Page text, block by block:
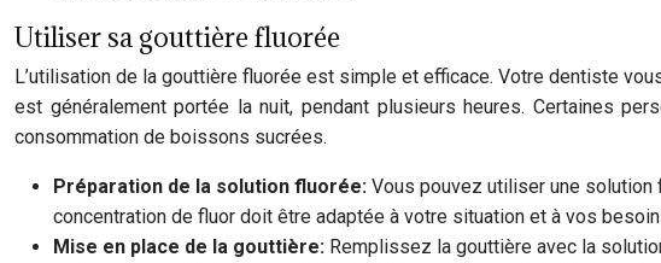
Utiliser sa gouttière fluorée
L’utilisation de la gouttière fluorée est simple et efficace. Votre dentiste
est généralement portée la nuit, pendant plusieurs heures. Certaines
consommation de boissons sucrées.
Préparation de la solution fluorée: Vous pouvez utiliser une solution
concentration de fluor doit être adaptée à votre situation et à vos
Mise en place de la gouttière: Remplissez la gouttière avec la